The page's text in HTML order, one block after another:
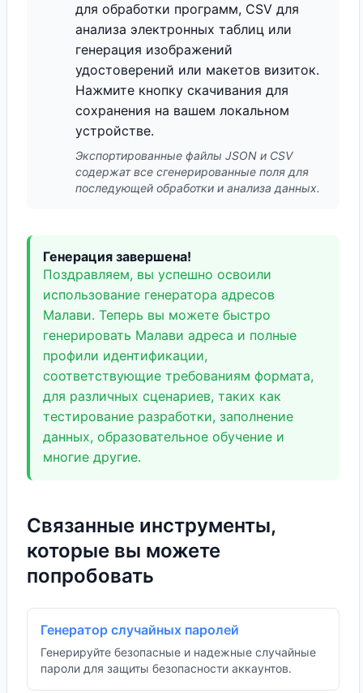
для обработки программ, CSV для
анализа электронных таблиц или
генерация изображений
удостоверений или макетов визиток.
Нажмите кнопку скачивания для
сохранения на вашем локальном
устройстве.
Экспортированные файлы JSON и CSV
содержат все сгенерированные поля для
последующей обработки и анализа данных.
Генерация завершена!
Поздравляем, вы успешно освоили
использование генератора адресов
Малави. Теперь вы можете быстро
генерировать Малави адреса и полные
профили идентификации,
соответствующие требованиям формата,
для различных сценариев, таких как
тестирование разработки, заполнение
данных, образовательное обучение и
многие другие.
Связанные инструменты,
которые вы можете
попробовать
Генератор случайных паролей
Генерируйте безопасные и надежные случайные
пароли для защиты безопасности аккаунтов.